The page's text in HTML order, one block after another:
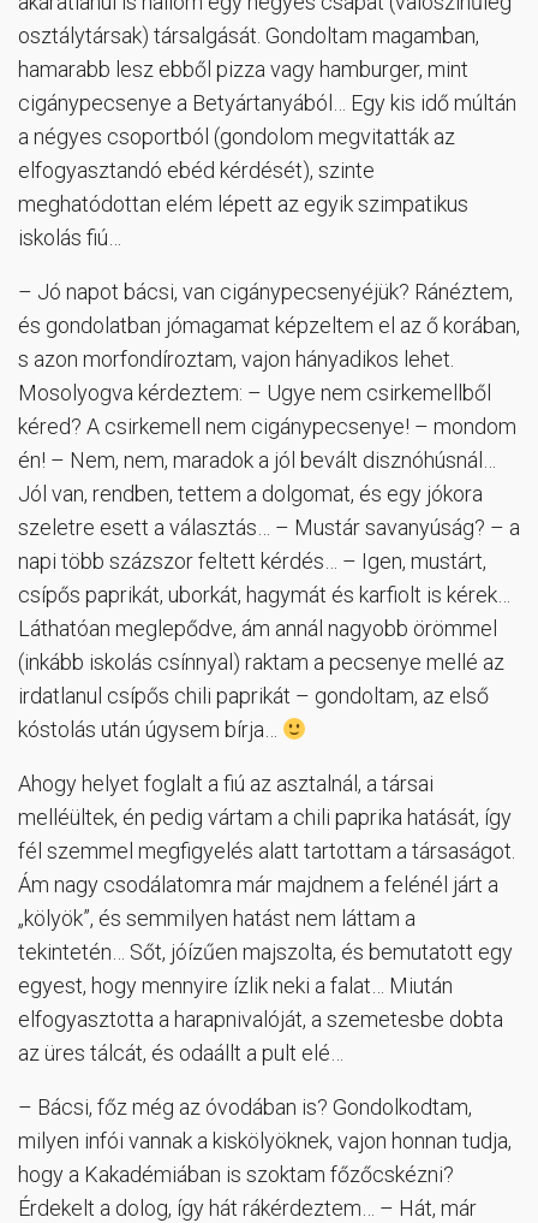
osztálytársak) társalgását. Gondoltam magamban,
hamarabb lesz ebből pizza vagy hamburger, mint
cigánypecsenye a Betyártanyából… Egy kis idő múltán
a négyes csoportból (gondolom megvitatták az
elfogyasztandó ebéd kérdését), szinte
meghatódottan elém lépett az egyik szimpatikus
iskolás fiú…
– Jó napot bácsi, van cigánypecsenyéjük? Ránéztem,
és gondolatban jómagamat képzeltem el az ő korában,
s azon morfondíroztam, vajon hányadikos lehet.
Mosolyogva kérdeztem: – Ugye nem csirkemellből
kéred? A csirkemell nem cigánypecsenye! – mondom
én! – Nem, nem, maradok a jól bevált disznóhúsnál…
Jól van, rendben, tettem a dolgomat, és egy jókora
szeletre esett a választás… – Mustár savanyúság? – a
napi több százszor feltett kérdés… – Igen, mustárt,
csípős paprikát, uborkát, hagymát és karfiolt is kérek…
Láthatóan meglepődve, ám annál nagyobb örömmel
(inkább iskolás csínnyal) raktam a pecsenye mellé az
irdatlanul csípős chili paprikát – gondoltam, az első
kóstolás után úgysem bírja…
Ahogy helyet foglalt a fiú az asztalnál, a társai
melléültek, én pedig vártam a chili paprika hatását, így
fél szemmel megfigyelés alatt tartottam a társaságot.
Ám nagy csodálatomra már majdnem a felénél járt a
„kölyök”, és semmilyen hatást nem láttam a
tekintetén… Sőt, jóízűen majszolta, és bemutatott egy
egyest, hogy mennyire ízlik neki a falat… Miután
elfogyasztotta a harapnivalóját, a szemetesbe dobta
az üres tálcát, és odaállt a pult elé…
– Bácsi, főz még az óvodában is? Gondolkodtam,
milyen infói vannak a kiskölyöknek, vajon honnan tudja,
hogy a Kakadémiában is szoktam főzőcskézni?
Érdekelt a dolog, így hát rákérdeztem… – Hát, már